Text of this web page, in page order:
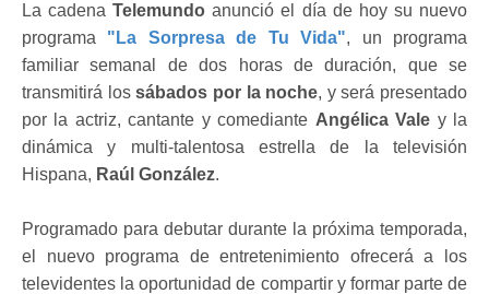
La cadenaTelemundo anunció el día de hoy su nuevo
programa "La Sorpresa de Tu Vida", un programa
familiar semanal de dos horas de duración, que se
transmitirá lossábados por la noche, y será presentado
por la actriz, cantante y comediante Angélica Vale y la
dinámica y multi-talentosa estrella de la televisión
Hispana, Raúl González.
Programado para debutar durante la próxima temporada,
el nuevo programa de entretenimiento ofrecerá a los
televidentes la oportunidad de compartir y formar parte de